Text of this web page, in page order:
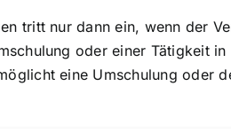
tritt nur dann ein, wenn der
oder einer Tätigkeit
eine Umschulung oder